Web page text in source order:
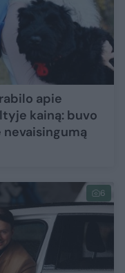
apie
kainą: buvo
6